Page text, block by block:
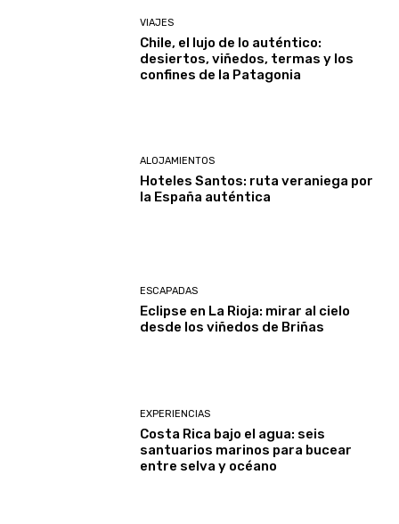
VIAJES
Chile, el lujo de lo auténtico:
desiertos, viñedos, termas y los
confines de la Patagonia
ALOJAMIENTOS
Hoteles Santos: ruta veraniega por
la España auténtica
ESCAPADAS
Eclipse en La Rioja: mirar al cielo
desde los viñedos de Briñas
EXPERIENCIAS
Costa Rica bajo el agua: seis
santuarios marinos para bucear
entre selva y océano